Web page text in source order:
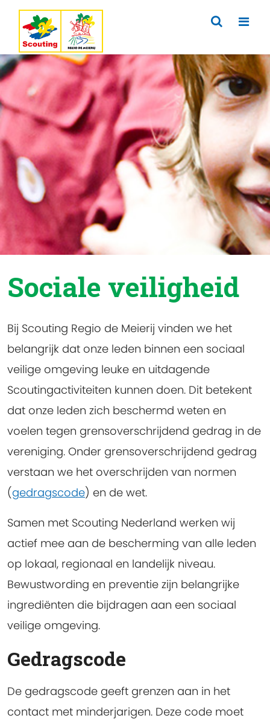
Sociale veiligheid
Bij Scouting Regio de Meierij vinden we het
belangrijk dat onze leden binnen een sociaal
veilige omgeving leuke en uitdagende
Scoutingactiviteiten kunnen doen. Dit betekent
dat onze leden zich beschermd weten en
voelen tegen grensoverschrijdend gedrag in de
vereniging. Onder grensoverschrijdend gedrag
verstaan we het overschrijden van normen
(gedragscode) en de wet.
Samen met Scouting Nederland werken wij
actief mee aan de bescherming van alle leden
op lokaal, regionaal en landelijk niveau.
Bewustwording en preventie zijn belangrijke
ingrediënten die bijdragen aan een sociaal
veilige omgeving.
Gedragscode
De gedragscode geeft grenzen aan in het
contact met minderjarigen. Deze code moet